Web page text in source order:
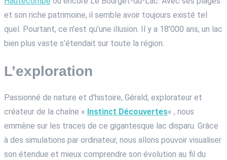
et son riche patrimoine, il semble avoir toujours existé tel
quel. Pourtant, ce n’est qu’une illusion. Il y a 18’000 ans, un lac
bien plus vaste s’étendait sur toute la région.
L’exploration
Passionné de nature et d’histoire, Gérald, explorateur et
créateur de la chaîne « Instinct Découvertes« , nous
emmène sur les traces de ce gigantesque lac disparu. Grâce
à des simulations par ordinateur, nous allons pouvoir visualiser
son étendue et mieux comprendre son évolution au fil du